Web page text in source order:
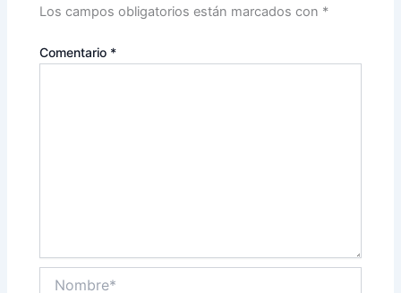
Los campos obligatorios están marcados con *
Comentario *